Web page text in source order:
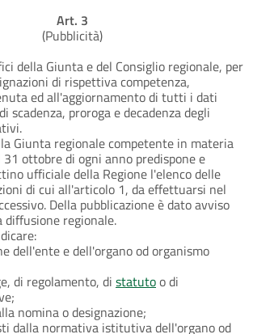
Art. 3
(Pubblicità)
della Giunta e del Consiglio regionale, per
di rispettiva competenza,
ed all'aggiornamento di tutti i dati
scadenza, proroga e decadenza degli
Giunta regionale competente in materia
ottobre di ogni anno predispone e
ufficiale della Regione l'elenco delle
di cui all'articolo 1, da effettuarsi nel
Della pubblicazione è dato avviso
regionale.
dell'ente e dell'organo od organismo
di regolamento, di statutoo di
nomina o designazione;
dalla normativa istitutiva dell'organo od